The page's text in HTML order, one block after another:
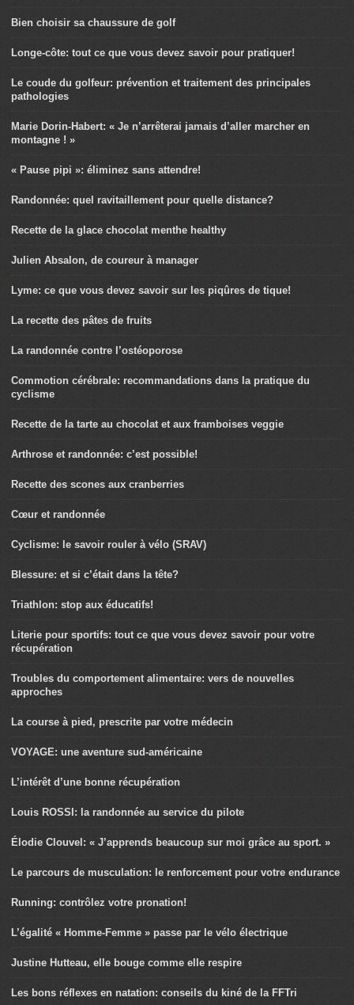
Bien choisir sa chaussure de golf
Longe-côte: tout ce que vous devez savoir pour pratiquer!
Le coude du golfeur: prévention et traitement des principales
pathologies
Marie Dorin-Habert: « Je n’arrêterai jamais d’aller marcher en
montagne ! »
« Pause pipi »: éliminez sans attendre!
Randonnée: quel ravitaillement pour quelle distance?
Recette de la glace chocolat menthe healthy
Julien Absalon, de coureur à manager
Lyme: ce que vous devez savoir sur les piqûres de tique!
La recette des pâtes de fruits
La randonnée contre l’ostéoporose
Commotion cérébrale: recommandations dans la pratique du
cyclisme
Recette de la tarte au chocolat et aux framboises veggie
Arthrose et randonnée: c’est possible!
Recette des scones aux cranberries
Cœur et randonnée
Cyclisme: le savoir rouler à vélo (SRAV)
Blessure: et si c’était dans la tête?
Triathlon: stop aux éducatifs!
Literie pour sportifs: tout ce que vous devez savoir pour votre
récupération
Troubles du comportement alimentaire: vers de nouvelles
approches
La course à pied, prescrite par votre médecin
VOYAGE: une aventure sud-américaine
L’intérêt d’une bonne récupération
Louis ROSSI: la randonnée au service du pilote
Élodie Clouvel: « J’apprends beaucoup sur moi grâce au sport. »
Le parcours de musculation: le renforcement pour votre endurance
Running: contrôlez votre pronation!
L’égalité « Homme-Femme » passe par le vélo électrique
Justine Hutteau, elle bouge comme elle respire
Les bons réflexes en natation: conseils du kiné de la FFTri